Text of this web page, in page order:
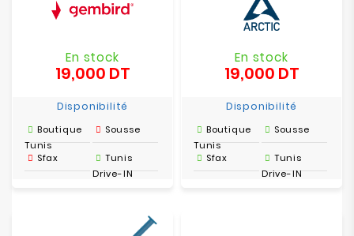
En stock
19,000 DTPrix
Disponibilité
Boutique
Tunis
Sousse
Sfax
Tunis
Drive-IN
En stock
19,000 DTPrix
Disponibilité
Boutique
Tunis
Sousse
Sfax
Tunis
Drive-IN